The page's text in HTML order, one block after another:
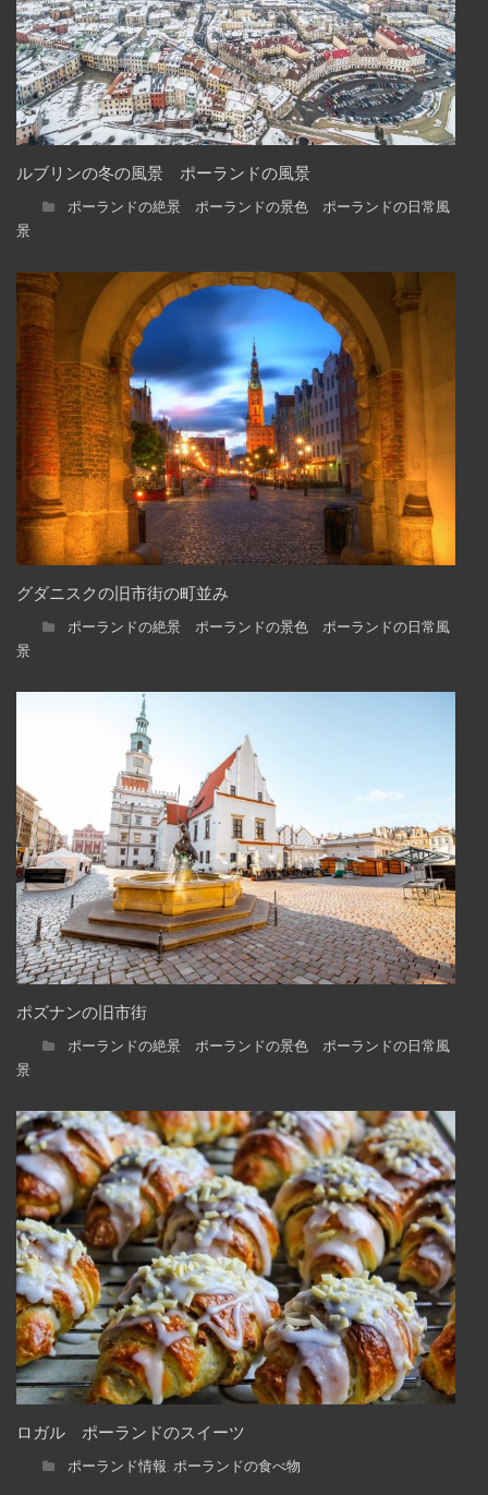
ルブリンの冬の風景 ポーランドの風景
ポーランドの絶景 ポーランドの景色 ポーランドの日常風
景
グダニスクの旧市街の町並み
ポーランドの絶景 ポーランドの景色 ポーランドの日常風
景
ポズナンの旧市街
ポーランドの絶景 ポーランドの景色 ポーランドの日常風
景
ロガル ポーランドのスイーツ
ポーランド情報, ポーランドの食べ物